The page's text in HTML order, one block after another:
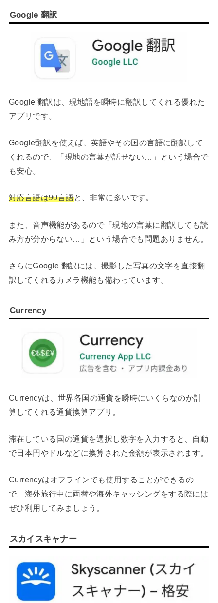
Google 翻訳
Google 翻訳は、現地語を瞬時に翻訳してくれる優れた
アプリです。
Google翻訳を使えば、英語やその国の言語に翻訳して
くれるので、「現地の言葉が話せない…」という場合で
も安心。
対応言語は90言語と、非常に多いです。
また、音声機能があるので「現地の言葉に翻訳しても読
み方が分からない…」という場合でも問題ありません。
さらにGoogle 翻訳には、撮影した写真の文字を直接翻
訳してくれるカメラ機能も備わっています。
Currency
Currencyは、世界各国の通貨を瞬時にいくらなのか計
算してくれる通貨換算アプリ。
滞在している国の通貨を選択し数字を入力すると、自動
で日本円やドルなどに換算された金額が表示されます。
Currencyはオフラインでも使用することができるの
で、海外旅行中に両替や海外キャッシングをする際には
ぜひ利用してみましょう。
スカイスキャナー